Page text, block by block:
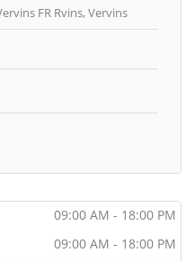
FR Rvins, Vervins
09:00 AM - 18:00 PM
09:00 AM - 18:00 PM